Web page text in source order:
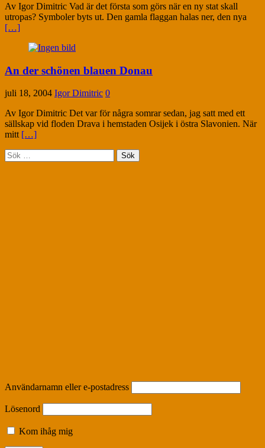
Av Igor Dimitric Vad är det första som görs när en ny stat skall
utropas? Symboler byts ut. Den gamla flaggan halas ner, den nya
[…]
An der schönen blauen Donau
juli 18, 2004 Igor Dimitric 0
Av Igor Dimitric Det var för några somrar sedan, jag satt med ett
sällskap vid floden Drava i hemstaden Osijek i östra Slavonien. När
mitt […]
Sök
efter:
Användarnamn eller e-postadress
Lösenord
Kom ihåg mig